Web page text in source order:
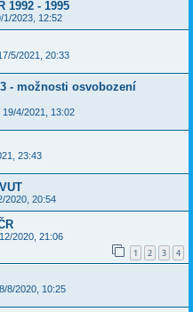
1992 - 1995
1/2023, 12:52
5/2021, 20:33
- možnosti osvobození
19/4/2021, 13:02
23:43
2020, 20:54
2020, 21:06
1 2 3 4
8/2020, 10:25